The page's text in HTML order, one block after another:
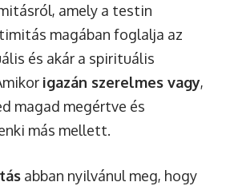
amely a testin
magában foglalja az
és akár a spirituális
igazán szerelmes vagy,
magad megértve és
más mellett.
abban nyilvánul meg, hogy